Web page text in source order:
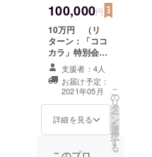
100,000円
10万円 （リ
ターン：「ココ
カラ」特別会
報・実録マン
ガ・切り絵カー
ド・レジンキー
ホルダー）
支援者：4人
お届け予定：
2021年05月
詳細を見る
こ
の
リ
タ
ー
ン
を
選
択
す
る